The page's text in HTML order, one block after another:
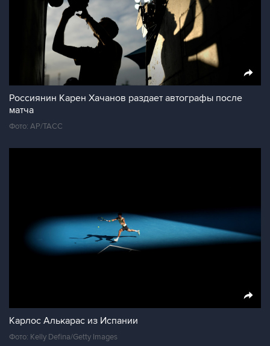
Россиянин Карен Хачанов раздает автографы после
матча
Фото: АР/ТАСС
Карлос Алькарас из Испании
Фото: Kelly Defina/Getty Images